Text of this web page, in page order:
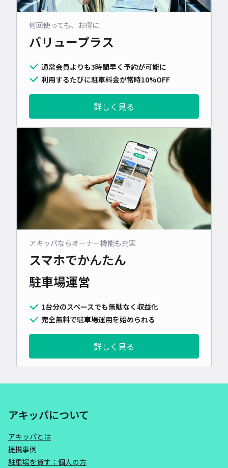
何回使っても、お得に
バリュープラス
通常会員よりも3時間早く予約が可能に
利用するたびに駐車料金が常時10%OFF
詳しく見る
アキッパならオーナー機能も充実
スマホでかんたん
駐車場運営
1台分のスペースでも無駄なく収益化
完全無料で駐車場運用を始められる
詳しく見る
アキッパについて
アキッパとは
提携事例
駐車場を貸す：個人の方